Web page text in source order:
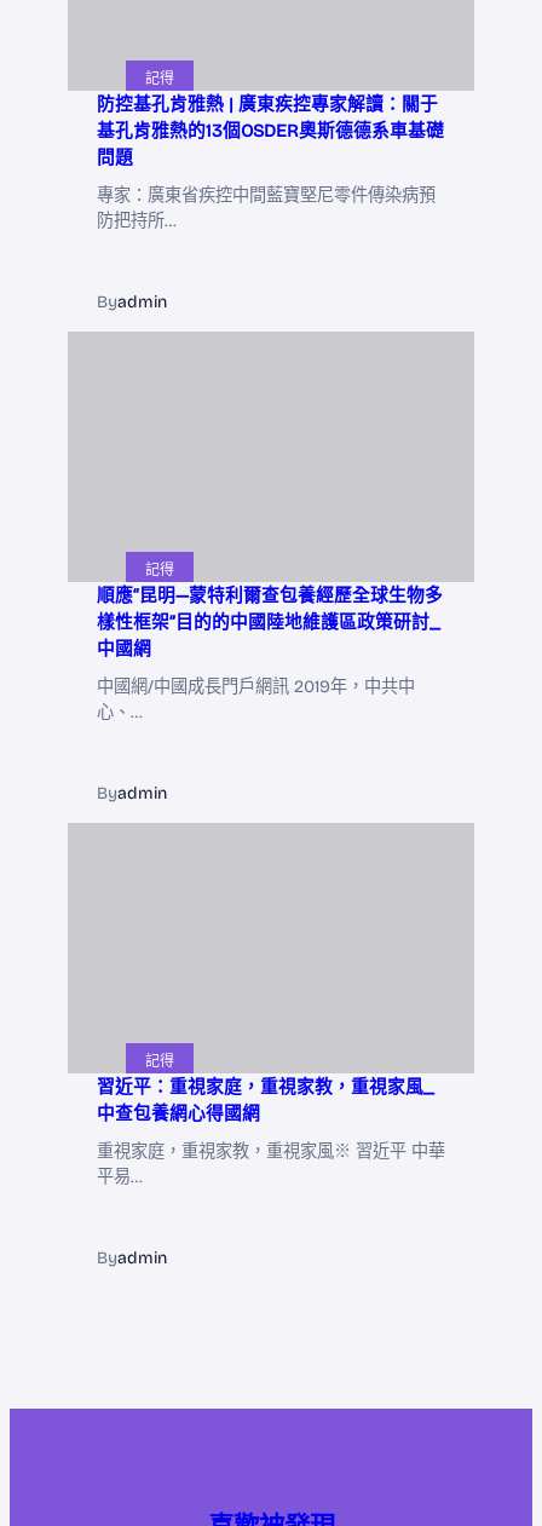
記得
防控基孔肯雅熱 | 廣東疾控專家解讀：關于
基孔肯雅熱的13個OSDER奧斯德德系車基礎
問題
專家：廣東省疾控中間藍寶堅尼零件傳染病預
防把持所…
Byadmin
記得
順應“昆明—蒙特利爾查包養經歷全球生物多
樣性框架”目的的中國陸地維護區政策研討_
中國網
中國網/中國成長門戶網訊 2019年，中共中
心、…
Byadmin
記得
習近平：重視家庭，重視家教，重視家風_
中查包養網心得國網
重視家庭，重視家教，重視家風※ 習近平 中華
平易…
Byadmin